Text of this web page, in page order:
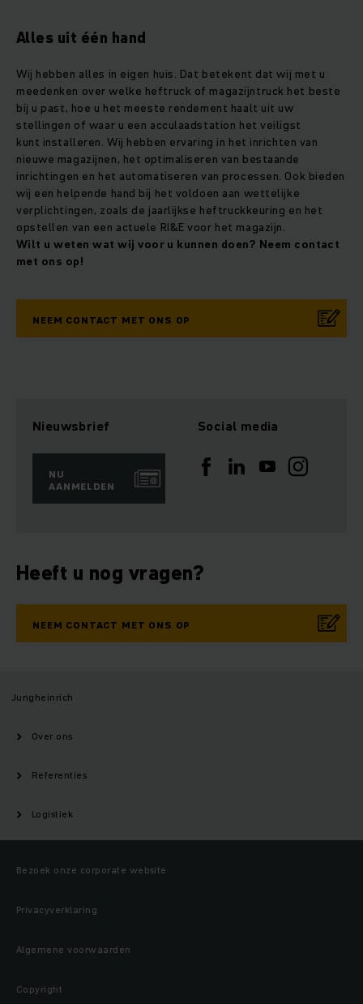
Alles uit één hand
Wij hebben alles in eigen huis. Dat betekent dat wij met u
meedenken over welke heftruck of magazijntruck het beste
bij u past, hoe u het meeste rendement haalt uit uw
stellingen of waar u een acculaadstation het veiligst
kunt installeren. Wij hebben ervaring in het inrichten van
nieuwe magazijnen, het optimaliseren van bestaande
inrichtingen en het automatiseren van processen. Ook bieden
wij een helpende hand bij het voldoen aan wettelijke
verplichtingen, zoals de jaarlijkse heftruckkeuring en het
opstellen van een actuele RI&E voor het magazijn.
Wilt u weten wat wij voor u kunnen doen? Neem contact
met ons op!
NEEM CONTACT MET ONS OP
Nieuwsbrief
NU
AANMELDEN
Social media
Heeft u nog vragen?
NEEM CONTACT MET ONS OP
Jungheinrich
Over ons
Referenties
Logistiek
Bezoek onze corporate website
Privacyverklaring
Algemene voorwaarden
Copyright